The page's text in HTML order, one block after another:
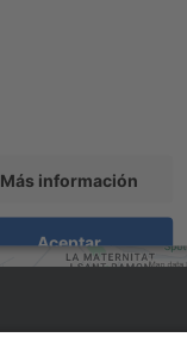
Más información
Aceptar